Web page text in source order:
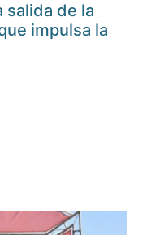
salida de la
impulsa la